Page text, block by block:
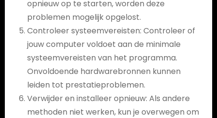
opnieuw op te starten, worden deze
problemen mogelijk opgelost.
Controleer systeemvereisten: Controleer of
jouw computer voldoet aan de minimale
systeemvereisten van het programma.
Onvoldoende hardwarebronnen kunnen
leiden tot prestatieproblemen.
Verwijder en installeer opnieuw: Als andere
methoden niet werken, kun je overwegen om